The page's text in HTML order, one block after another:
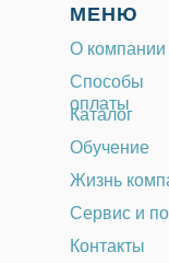
МЕНЮ
О компании
Способы
оплаты
Каталог
Жизнь
Сервис и
Контакты
Обучение